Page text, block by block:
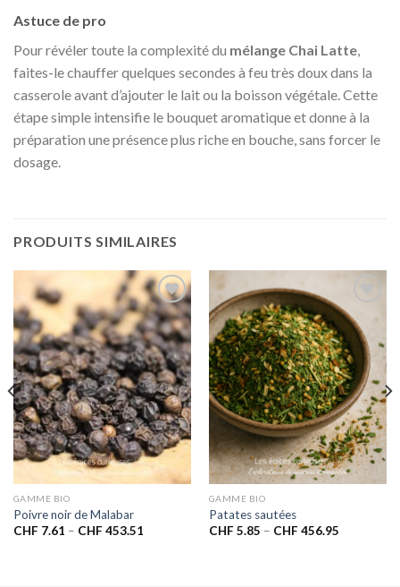
Astuce de pro
Pour révéler toute la complexité du mélange Chai Latte,
faites-le chauffer quelques secondes à feu très doux dans la
casserole avant d’ajouter le lait ou la boisson végétale. Cette
étape simple intensifie le bouquet aromatique et donne à la
préparation une présence plus riche en bouche, sans forcer le
dosage.
PRODUITS SIMILAIRES
Ajouter
à la liste
de
souhaits
GAMME BIO
Poivre noir de Malabar
CHF 7.61 – CHF 453.51
Ajouter
à la liste
de
souhaits
GAMME BIO
Patates sautées
CHF 5.85 – CHF 456.95